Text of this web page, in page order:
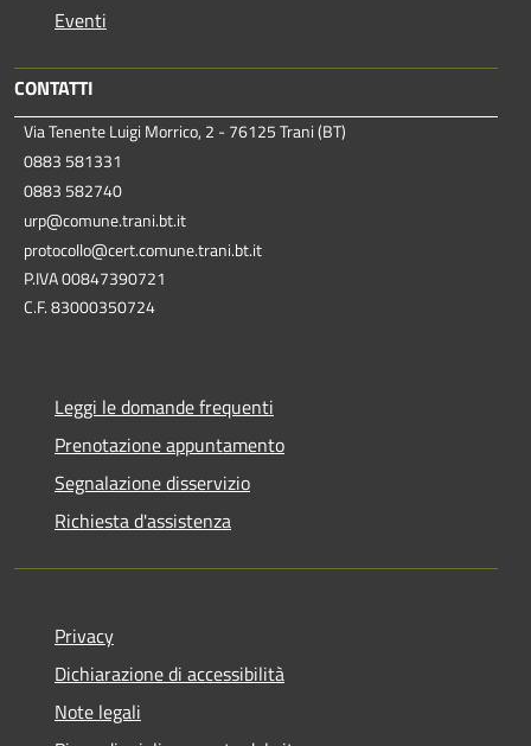
Eventi
CONTATTI
Via Tenente Luigi Morrico, 2 - 76125 Trani (BT)
0883 581331
0883 582740
urp@comune.trani.bt.it
protocollo@cert.comune.trani.bt.it
P.IVA 00847390721
C.F. 83000350724
Leggi le domande frequenti
Prenotazione appuntamento
Segnalazione disservizio
Richiesta d'assistenza
Privacy
Dichiarazione di accessibilità
Note legali